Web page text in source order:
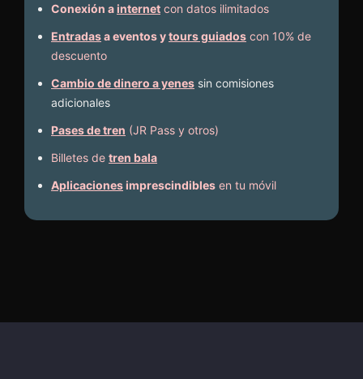
Conexión ainternet con datos ilimitados
Entradasa eventos ytours guiados con 10% de
descuento
Cambio de dinero a yenes sin comisiones
adicionales
Pases de tren (JR Pass y otros)
Billetes de tren bala
Aplicacionesimprescindibles en tu móvil